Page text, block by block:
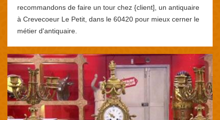
recommandons de faire un tour chez {client], un antiquaire
à Crevecoeur Le Petit, dans le 60420 pour mieux cerner le
métier d'antiquaire.